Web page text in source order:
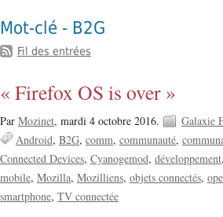
Mot-clé - B2G
Fil des entrées
« Firefox OS is over »
Par Mozinet, mardi 4 octobre 2016. Galaxie
Android B2G comm communauté
Connected Devices Cyanogemod développement
mobile Mozilla Mozilliens objets connectés
smartphone TV connectée